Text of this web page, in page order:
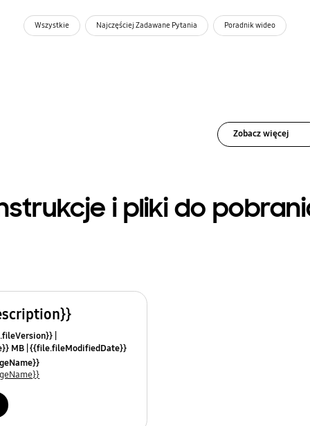
Wszystkie Najczęściej Zadawane Pytania Poradnik wideo
Zobacz więcej
i pliki do
MB {{file.fileModifiedDate}}